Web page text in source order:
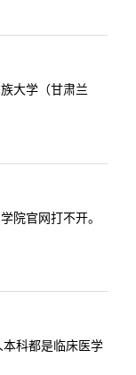
大学（甘肃兰
院官网打不开。
科都是临床医学